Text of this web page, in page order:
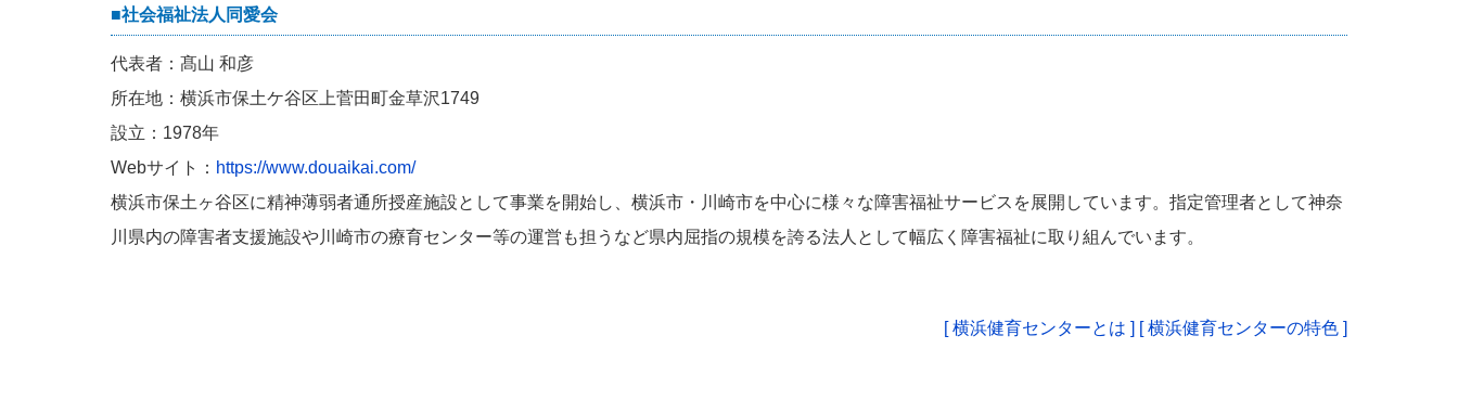
■社会福祉法人同愛会
代表者：髙山 和彦
所在地：横浜市保土ケ谷区上菅田町金草沢1749
設立：1978年
Webサイト： https://www.douaikai.com/
横浜市保土ヶ谷区に精神薄弱者通所授産施設として事業を開始し、横浜市・川崎市を中心に様々な障害福祉サービスを展開しています。指定管理者として神奈
川県内の障害者支援施設や川崎市の療育センター等の運営も担うなど県内屈指の規模を誇る法人として幅広く障害福祉に取り組んでいます。
[ 横浜健育センターとは ] [ 横浜健育センターの特色 ]